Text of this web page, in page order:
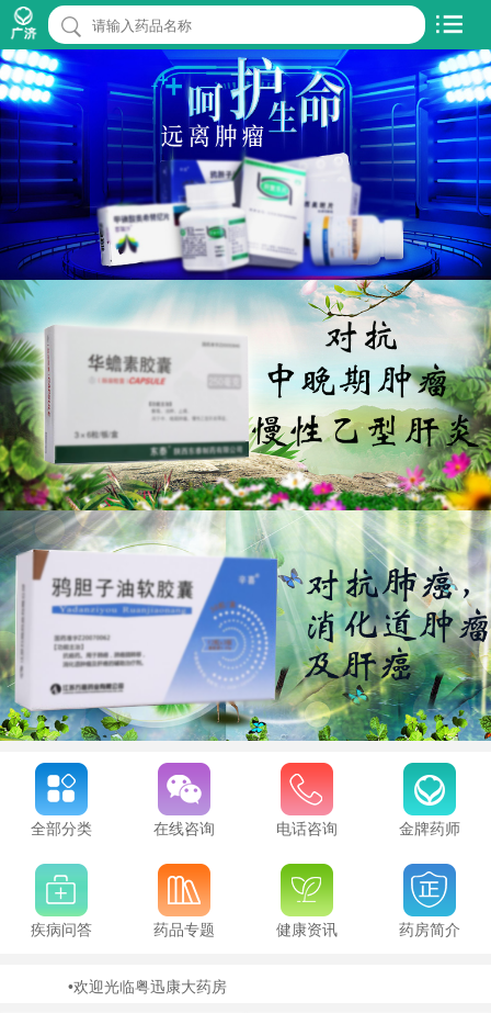
全部分类 在线咨询 电话咨询 金牌药师
疾病问答 药品专题 健康资讯 药房简介
•欢迎光临粤迅康大药房